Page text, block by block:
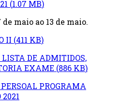
(1.07 MB)
maio ao 13 de maio.
II (411 KB)
LISTA DE ADMITIDOS,
EXAME (886 KB)
PROGRAMA